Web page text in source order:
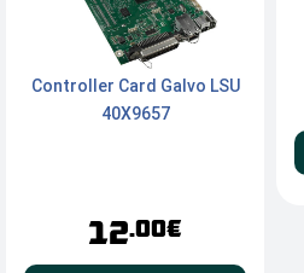
Controller Card Galvo LSU
40X9657
12.00€